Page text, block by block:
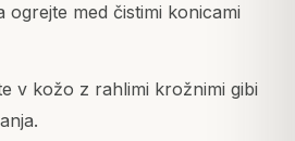
ogrejte med čistimi konicami
v kožo z rahlimi krožnimi gibi